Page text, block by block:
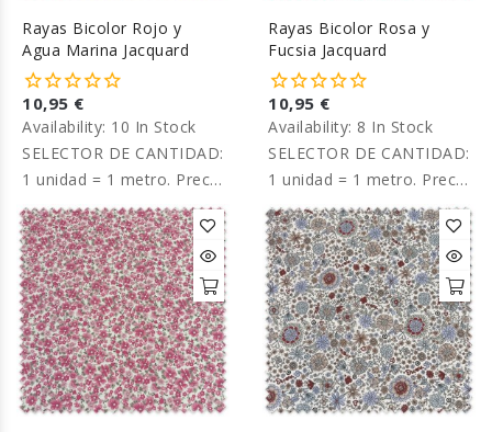
Rayas Bicolor Rojo y
Agua Marina Jacquard
10,95 €
Availability: 10 In Stock
SELECTOR DE CANTIDAD:
1 unidad = 1 metro. Precio
por metro.
Rayas Bicolor Rosa y
Fucsia Jacquard
10,95 €
Availability: 8 In Stock
SELECTOR DE CANTIDAD:
1 unidad = 1 metro. Precio
por metro.